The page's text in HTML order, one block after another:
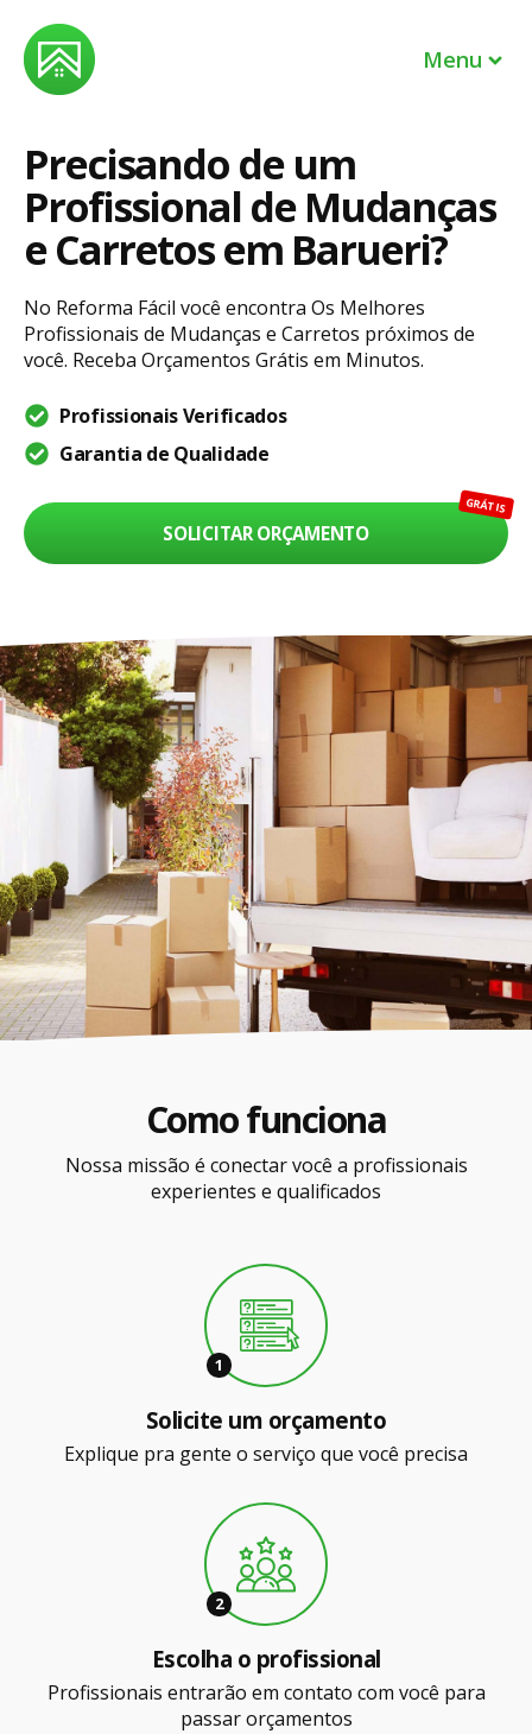
Menu
Profissionais
Lojas EM BREVE
Sou um profissional
Sou dono de uma loja
Entrar
Precisando de um
Profissional de Mudanças
e Carretos em Barueri?
No Reforma Fácil você encontra Os Melhores
Profissionais de Mudanças e Carretos próximos de
você. Receba Orçamentos Grátis em Minutos.
Profissionais Verificados
Garantia de Qualidade
SOLICITAR ORÇAMENTO
GRÁTIS
Como funciona
Nossa missão é conectar você a profissionais
experientes e qualificados
1
Solicite um orçamento
Explique pra gente o serviço que você precisa
2
Escolha o profissional
Profissionais entrarão em contato com você para
passar orçamentos